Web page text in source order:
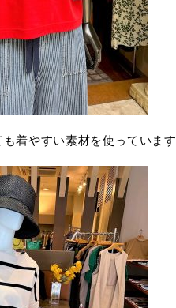
着やすい素材を使っています